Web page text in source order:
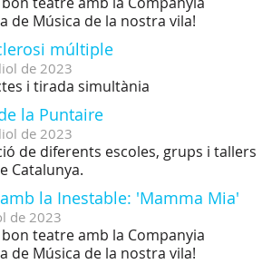
de Música de la nostra vila!
múltiple
de 2023
i tirada simultània
la Puntaire
de 2023
de diferents escoles, grups i tallers
Catalunya.
la Inestable: 'Mamma Mia'
de 2023
teatre amb la Companyia
de Música de la nostra vila!